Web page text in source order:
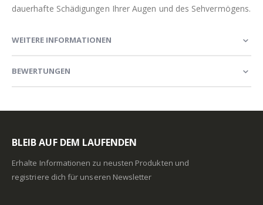
dauerhafte Schädigungen Ihrer Augen und des Sehvermögens.
WEITERE INFORMATIONEN
BEWERTUNGEN
BLEIB AUF DEM LAUFENDEN
Erhalte Informationen zu neusten Produkten und
registriere dich für unseren Newsletter